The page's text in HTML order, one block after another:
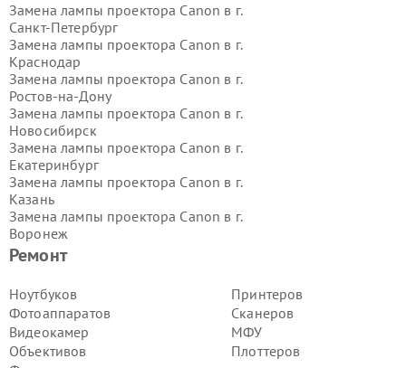
Ремонт
Ноутбуков
Фотоаппаратов
Видеокамер
Объективов
Принтеров
Сканеров
МФУ
Плоттеров
Замена лампы проектора Canon в г.
Санкт-Петербург
Замена лампы проектора Canon в г.
Краснодар
Замена лампы проектора Canon в г.
Ростов-на-Дону
Замена лампы проектора Canon в г.
Новосибирск
Замена лампы проектора Canon в г.
Екатеринбург
Замена лампы проектора Canon в г.
Казань
Замена лампы проектора Canon в г.
Воронеж
Замена лампы проектора Canon в г.
Замена лампы проектора Canon в г.
Самара
Замена лампы проектора Canon в г.
Пермь
Замена лампы проектора Canon в г.